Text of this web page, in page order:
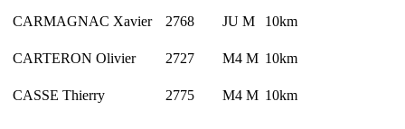
CARMAGNAC Xavier 2768 JU M 10km
CARTERON Olivier 2727 M4 M 10km
CASSE Thierry 2775 M4 M 10km